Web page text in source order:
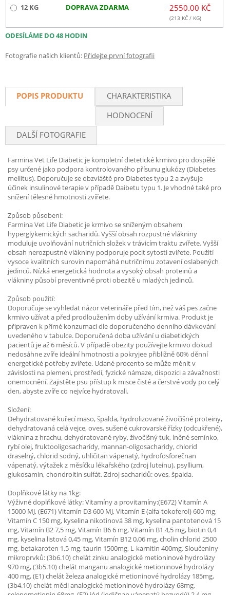
12 KG DOPRAVA ZDARMA 2550.00 KČ
(213 KČ / KG)
ODESÍLÁME DO 48 HODIN
Fotografie našich klientů: Přidejte první fotografii
POPIS PRODUKTU
CHARAKTERISTIKA
HODNOCENÍ
DALŠÍ FOTOGRAFIE
Farmina Vet Life Diabetic je kompletní dietetické krmivo pro dospělé
psy určené jako podpora kontrolovaného přísunu glukózy (Diabetes
mellitus). Doporučuje se obzvláště pro Diabetes typu 2 a zvyšuje
účinek insulinové terapie v případě Daibetu typu 1. Je vhodné také pro
snížení tělesné hmotnosti zvířete.
Způsob působení:
Farmina Vet Life Diabetic je krmivo se sníženým obsahem
hyperglykemických sacharidů. Vyšší obsah rozpustné vlákniny
moduluje uvolňování nutričních složek v trávicím traktu zvířete. Vyšší
obsah nerozpustné vlákniny podporuje pocit sytosti zvířete. Použití
vysoce kvalitních surovin napomáhá nutričnímu zotavení oslabených
jedinců. Nízká energetická hodnota a vysoký obsah proteinů a
vlákniny působí preventivně proti obezitě u mladých jedinců.
Způsob použití:
Doporučuje se vyhledat názor veterináře před tím, než váš pes začne
krmivo užívat a před prodloužením doby užívání krmiva. Produkt je
připraven k přímé konzumaci dle doporučeného denního dávkování
uvedeného v tabulce. Doporučená doba užívání u diabetických
pacientů je až 6 měsíců. V případě obezity používejte krmivo dokud
nedosáhne zvíře ideální hmotnosti a pokryjee přibližně 60% děnní
energetické potřeby zvířete. Udané procento se může měnit v
závislosti na plemeni, prostředí, fyzické námaze, dispozici a závažnosti
onemocnění. Zajistěte psu přístup k misce čisté a čerstvé vody po celý
den, abyste zvíře co nejvíce hydratovali.
Složení:
Dehydratované kuřecí maso, špalda, hydrolizované živočišné proteiny,
dehydratovaná celá vejce, oves, sušené cukrovarské řízky (odcukřené),
vláknina z hrachu, dehydratované ryby, živočišný tuk, lněné semínko,
rybí olej, fruktooligosacharidy, mannan-oligosacharidy, chlorid
draselný, chlorid sodný, uhličitan vápenatý, hydrofosforečnan
vápenatý, výtažek z měsíčku lékařského (zdroj luteinu), psyllium,
glukosamin, chondroitin sulfát. Zdroj sacharidů: oves, špalda.
Doplňkové látky na 1kg:
Výživné doplňkové látky: Vitamíny a provitamíny:(E672) Vitamín A
15000 MJ, (E671) Vitamín D3 600 MJ, Vitamín E (alfa-tokoferol) 600 mg,
Vitamín C 150 mg, kyselina nikotinová 38 mg, kyselina pantotenová 15
mg, Vitamín B2 7,5 mg, Vitamín B6 6 mg, Vitamín B1 4,5 mg, biotin 0,4
mg, kyselina listová 0,45 mg, Vitamín B12 0,06 mg, cholin chlorid 2500
mg, betakaroten 1,5 mg, taurin 1500mg, L-karnitin 400mg. Sloučeniny
mikroprvků: (3b6.10) chelát zinku analogické metioninové hydrolázy
970 mg, (3b5.10) chelát manganu analogické metioninové hydrolázy
400 mg, (E1) chelát železa analogické metioninové hydrolázy 185mg,
(3b4.10) chelát mědi analogické metioninové hydrolázy 68mg,